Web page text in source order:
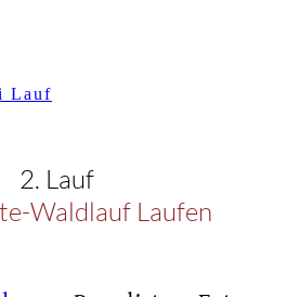
Lauf
2. Lauf
Waldlauf Laufen